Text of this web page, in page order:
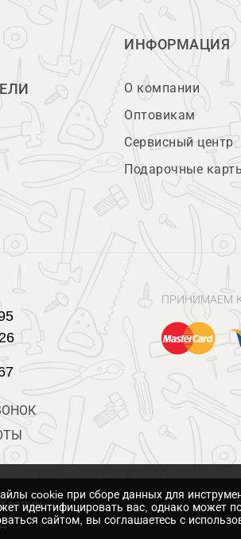
ИНФОРМАЦИЯ
О компании
Оптовикам
Сервисный центр
Подарочные
ПРИНИМАЕМ
cookie при сборе данных для
идентифицировать вас, однако может
сайтом, вы соглашаетесь с